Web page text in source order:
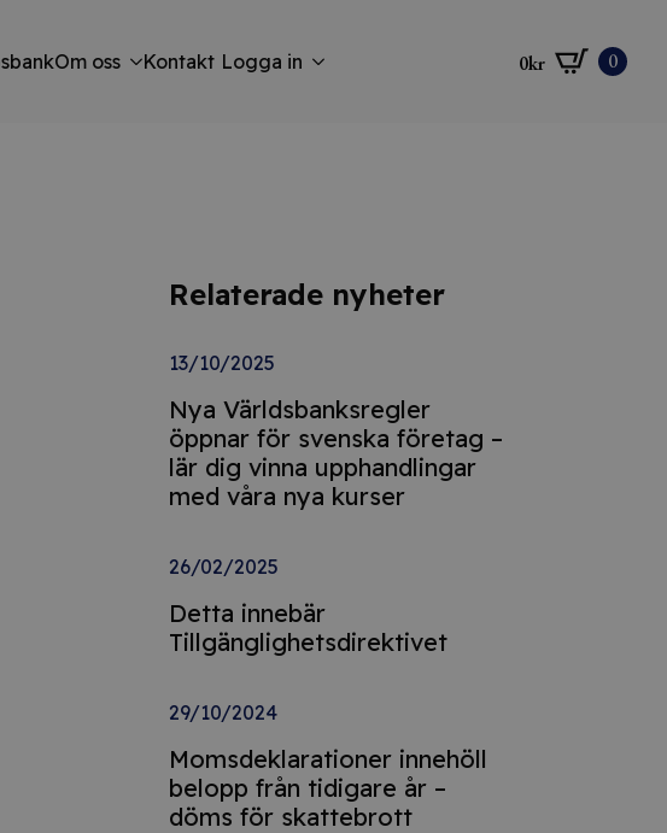
Om oss Kontakt Logga in 0kr 0
Relaterade nyheter
13/10/2025
Nya Världsbanksregler
öppnar för svenska företag –
lär dig vinna upphandlingar
med våra nya kurser
26/02/2025
Detta innebär
Tillgänglighetsdirektivet
29/10/2024
Momsdeklarationer innehöll
belopp från tidigare år –
döms för skattebrott